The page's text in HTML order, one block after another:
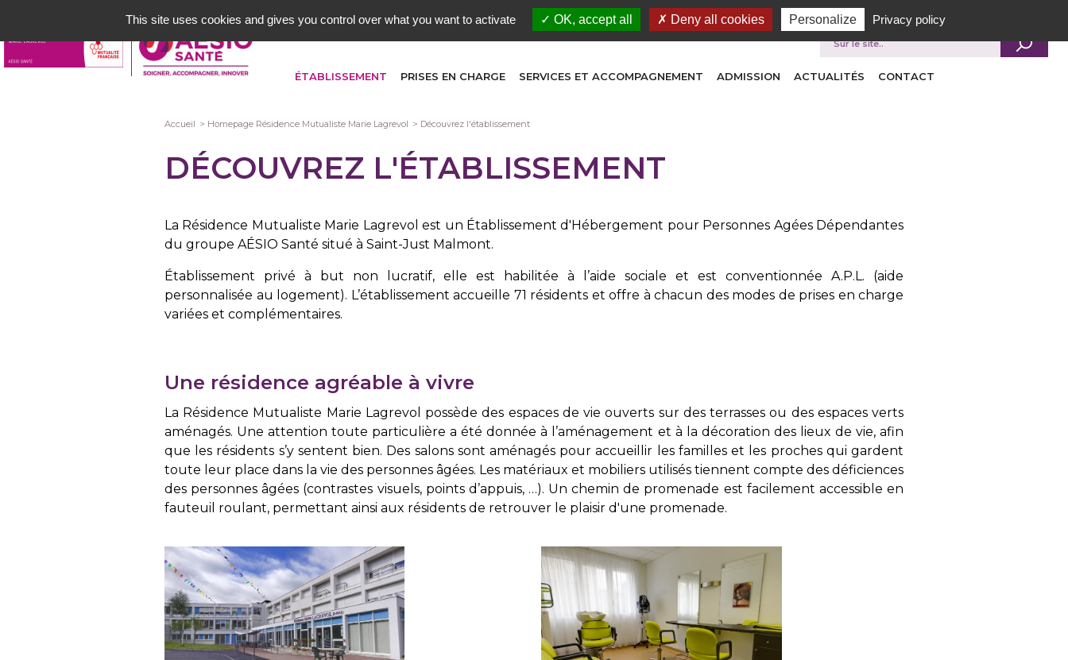
contenu
principal
ÉTABLISSEMENT PRISES EN CHARGE SERVICES ET ACCOMPAGNEMENT ADMISSION ACTUALITÉS CONTACT
Je recherche
Fil
d'Ariane
Accueil Homepage Résidence Mutualiste Marie Lagrevol Découvrez l'établissement
DÉCOUVREZ L'ÉTABLISSEMENT
La Résidence Mutualiste Marie Lagrevol est un Établissement d'Hébergement pour Personnes Agées Dépendantes
du groupe AÉSIO Santé situé à Saint-Just Malmont.
Établissement privé à but non lucratif, elle est habilitée à l’aide sociale et est conventionnée A.P.L. (aide
personnalisée au logement). L’établissement accueille 71 résidents et offre à chacun des modes de prises en charge
variées et complémentaires.
Une résidence agréable à vivre
La Résidence Mutualiste Marie Lagrevol possède des espaces de vie ouverts sur des terrasses ou des espaces verts
aménagés. Une attention toute particulière a été donnée à l’aménagement et à la décoration des lieux de vie, afin
que les résidents s’y sentent bien. Des salons sont aménagés pour accueillir les familles et les proches qui gardent
toute leur place dans la vie des personnes âgées. Les matériaux et mobiliers utilisés tiennent compte des déficiences
des personnes âgées (contrastes visuels, points d’appuis, …). Un chemin de promenade est facilement accessible en
fauteuil roulant, permettant ainsi aux résidents de retrouver le plaisir d'une promenade.
This site uses cookies and gives you control over what you want to activate OK, accept all Deny all cookies Personalize Privacy policy